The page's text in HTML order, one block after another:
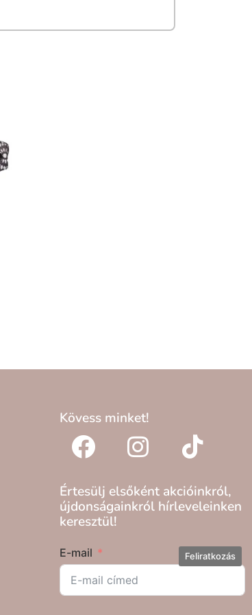
Kövess minket!
Értesülj elsőként akcióinkról,
újdonságainkról hírleveleinken
keresztül!
E-mail Feliratkozás